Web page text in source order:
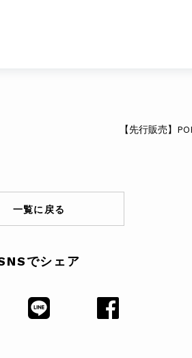
一覧に戻る
でシェア